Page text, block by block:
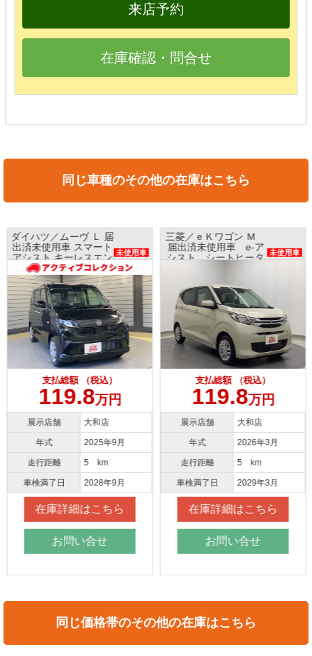
来店予約
在庫確認・問合せ
同じ車種のその他の在庫はこちら
ダイハツ／ムーヴ Ｌ 届
出済未使用車 スマート
アシスト キーレスエン
トリー
未使用車
支払総額 （税込）
119.8万円
展示店舗 大和店
年式 2025年9月
走行距離 5 km
車検満了日 2028年9月
在庫詳細はこちら
お問い合せ
三菱／ｅＫワゴン Ｍ
届出済未使用車 e-ア
シスト シートヒータ 未使用車
支払総額 （税込）
119.8万円
展示店舗 大和店
年式 2026年3月
走行距離 5 km
車検満了日 2029年3月
在庫詳細はこちら
お問い合せ
同じ価格帯のその他の在庫はこちら